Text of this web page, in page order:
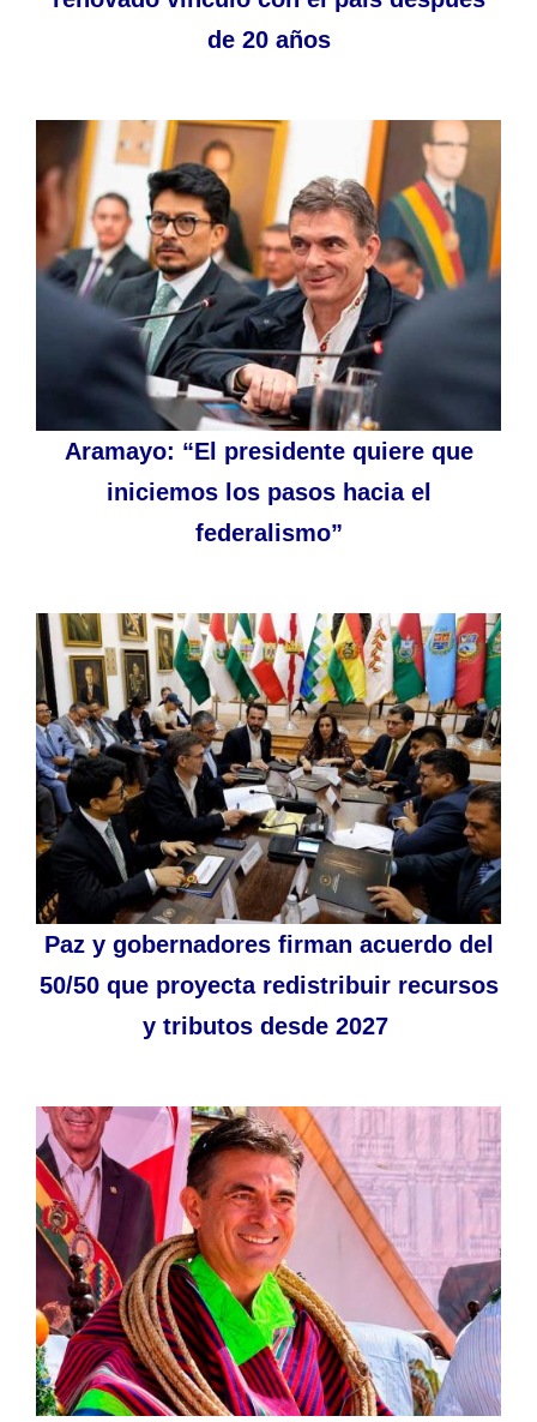
de 20 años
Aramayo: “El presidente quiere que
iniciemos los pasos hacia el
federalismo”
Paz y gobernadores firman acuerdo del
50/50 que proyecta redistribuir recursos
y tributos desde 2027